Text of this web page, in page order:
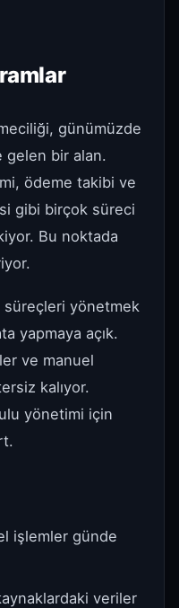
günümüzde
gelen bir alan.
ödeme takibi ve
gibi birçok süreci
Bu noktada
yönetmek
yapmaya açık.
ve manuel
kalıyor.
yönetimi için
işlemler günde
veriler